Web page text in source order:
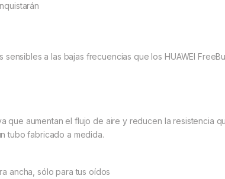
sensibles a las bajas frecuencias que los HUAWEI
que aumentan el flujo de aire y reducen la resistencia
tubo fabricado a medida.
ancha, sólo para tus oídos